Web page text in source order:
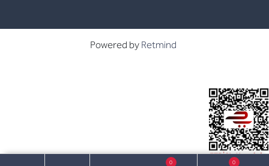
0 0
Powered by Retmind